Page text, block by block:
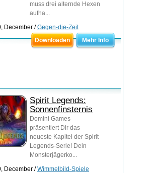
muss drei alternde Hexen
aufha...
December /Gegen-die-Zeit
Downloaden
Mehr Info
Spirit Legends:
Sonnenfinsternis
Domini Games
präsentiert Dir das
neueste Kapitel der Spirit
Legends-Serie! Dein
Monsterjägerko...
December /Wimmelbild-Spiele